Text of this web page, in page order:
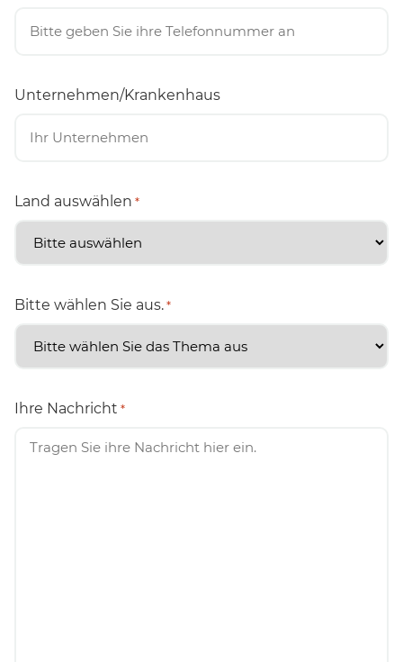
Unternehmen/Krankenhaus
Land auswählen *
Bitte wählen Sie aus. *
Ihre Nachricht *